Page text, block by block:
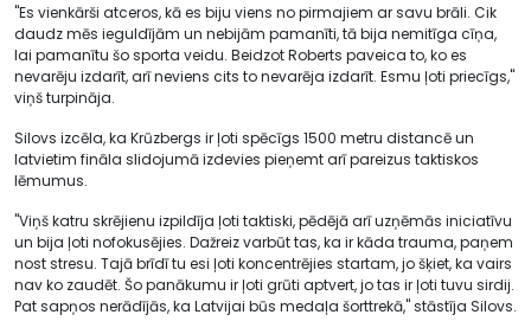
"Es vienkārši atceros, kā es biju viens no pirmajiem ar savu brāli. Cik
daudz mēs ieguldījām un nebijām pamanīti, tā bija nemitīga cīņa,
lai pamanītu šo sporta veidu. Beidzot Roberts paveica to, ko es
nevarēju izdarīt, arī neviens cits to nevarēja izdarīt. Esmu ļoti priecīgs,"
viņš turpināja.
Silovs izcēla, ka Krūzbergs ir ļoti spēcīgs 1500 metru distancē un
latvietim fināla slidojumā izdevies pieņemt arī pareizus taktiskos
lēmumus.
"Viņš katru skrējienu izpildīja ļoti taktiski, pēdējā arī uzņēmās iniciatīvu
un bija ļoti nofokusējies. Dažreiz varbūt tas, ka ir kāda trauma, paņem
nost stresu. Tajā brīdī tu esi ļoti koncentrējies startam, jo šķiet, ka vairs
nav ko zaudēt. Šo panākumu ir ļoti grūti aptvert, jo tas ir ļoti tuvu sirdij.
Pat sapņos nerādījās, ka Latvijai būs medaļa šorttrekā," stāstīja Silovs.